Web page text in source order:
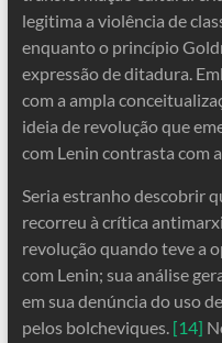
legitima a violência de
enquanto o princípio
expressão de ditadura.
com a ampla
ideia de revolução que
com Lenin contrasta com
Seria estranho descobrir
recorreu à crítica
revolução quando teve a
com Lenin; sua análise
em sua denúncia do uso
pelos bolcheviques. [14]